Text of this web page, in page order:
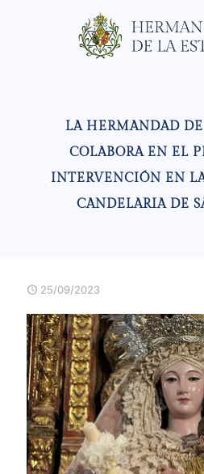
LA HERMANDAD
COLABORA EN EL
INTERVENCIÓN EN
CANDELARIA DE
25/09/2023